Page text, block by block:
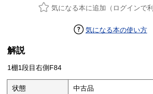
気になる本に追加（ログインで利
気になる本の使い方
解説
1棚1段目右側F84
状態 中古品